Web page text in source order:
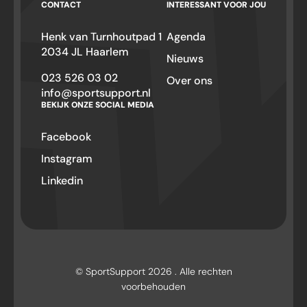
CONTACT
Henk van Turnhoutpad 1
2034 JL Haarlem
023 526 03 02
info@sportsupport.nl
INTERESSANT VOOR JOU
Agenda
Nieuws
Over ons
BEKIJK ONZE SOCIAL MEDIA
Facebook
Instagram
Linkedin
© SportSupport 2026 . Alle rechten
voorbehouden